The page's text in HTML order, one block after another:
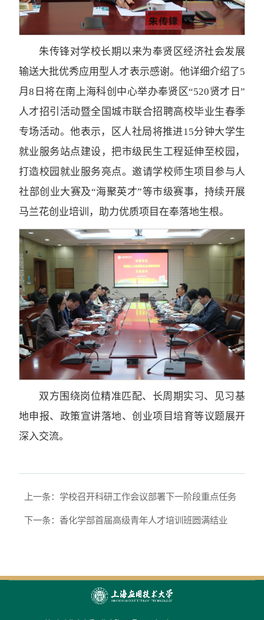
朱传锋对学校长期以来为奉贤区经济社会发展
输送大批优秀应用型人才表示感谢。他详细介绍了5
月8日将在南上海科创中心举办奉贤区“520贤才日”
人才招引活动暨全国城市联合招聘高校毕业生春季
专场活动。他表示，区人社局将推进15分钟大学生
就业服务站点建设，把市级民生工程延伸至校园，
打造校园就业服务亮点。邀请学校师生项目参与人
社部创业大赛及“海聚英才”等市级赛事，持续开展
马兰花创业培训，助力优质项目在奉落地生根。
双方围绕岗位精准匹配、长周期实习、见习基
地申报、政策宣讲落地、创业项目培育等议题展开
深入交流。
上一条：学校召开科研工作会议部署下一阶段重点任务
下一条：香化学部首届高级青年人才培训班圆满结业